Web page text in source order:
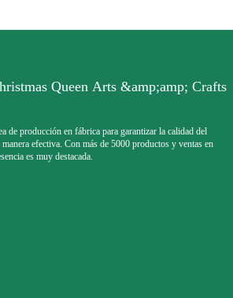
Queen Arts &amp;amp; Crafts
de producción en fábrica para garantizar la calidad del
efectiva. Con más de 5000 productos y ventas en
es muy destacada.